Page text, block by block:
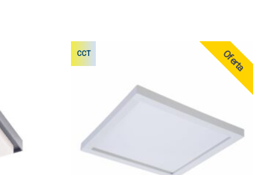
CCT Oferta